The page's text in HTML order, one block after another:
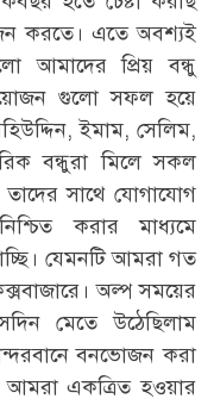
করতে। এতে অবশ্যই
আমাদের প্রিয় বন্ধু
গুলো সফল হয়ে
ইমাম, সেলিম,
বন্ধুরা মিলে সকল
তাদের সাথে যোগাযোগ
করার মাধ্যমে
যেমনটি আমরা গত
অল্প সময়ের
মেতে উঠেছিলাম
বনভোজন করা
আমরা একত্রিত হওয়ার